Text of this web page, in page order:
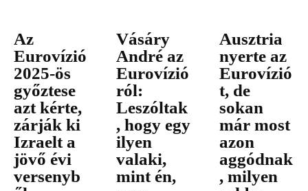
Az
Eurovízió
2025-ös
győztese
azt kérte,
zárják ki
Izraelt a
jövő évi
versenyb
Vásáry
André az
Eurovízió
ról:
Leszóltak
, hogy egy
ilyen
valaki,
mint én,
Ausztria
nyerte az
Eurovízió
t, de
sokan
már most
azon
aggódnak
, milyen